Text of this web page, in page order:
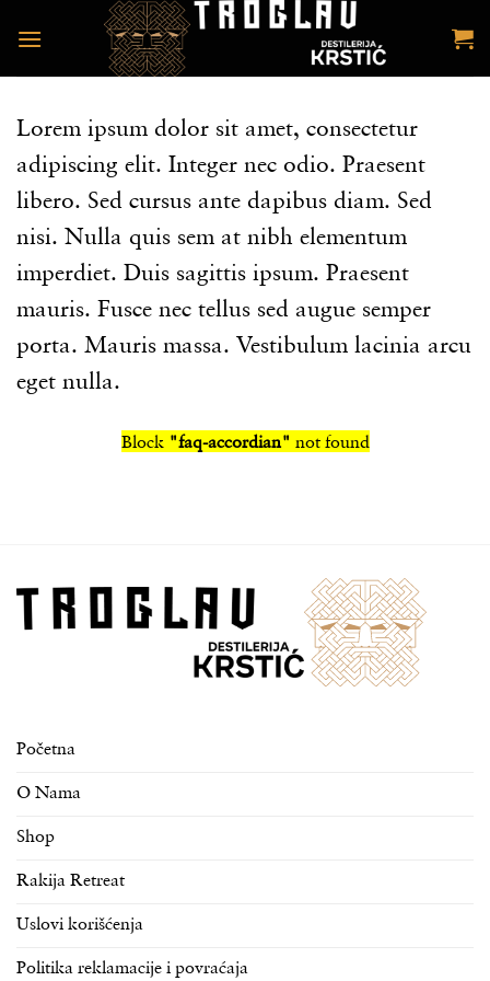
Lorem ipsum dolor sit amet, consectetur
adipiscing elit. Integer nec odio. Praesent
libero. Sed cursus ante dapibus diam. Sed
nisi. Nulla quis sem at nibh elementum
imperdiet. Duis sagittis ipsum. Praesent
mauris. Fusce nec tellus sed augue semper
porta. Mauris massa. Vestibulum lacinia arcu
eget nulla.
Block "faq-accordian" not found
Početna
O Nama
Shop
Rakija Retreat
Uslovi korišćenja
Politika reklamacije i povraćaja